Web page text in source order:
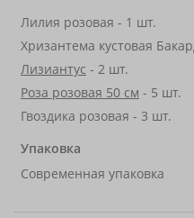
Лилия розовая - 1 шт.
Хризантема кустовая
Лизиантус - 2 шт.
Роза розовая 50 см - 5 шт.
Гвоздика розовая - 3 шт.
Упаковка
Современная упаковка